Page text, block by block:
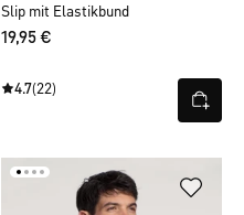
Slip mit Elastikbund
19,95 €
4.7(22)